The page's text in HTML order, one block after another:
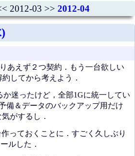
2012-03 >> 2012-04
あえず２つ契約．もう一台欲しい
してから考えよう．
か迷ったけど，全部1Gに統一してい
備＆データのバックアップ用だけ
がするし．
作っておくことに．すごく久しぶり
ルした．